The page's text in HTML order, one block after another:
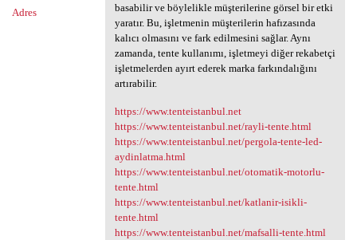
Adres
basabilir ve böylelikle müşterilerine görsel bir etki
yaratır. Bu, işletmenin müşterilerin hafızasında
kalıcı olmasını ve fark edilmesini sağlar. Aynı
zamanda, tente kullanımı, işletmeyi diğer rekabetçi
işletmelerden ayırt ederek marka farkındalığını
artırabilir.
https://www.tenteistanbul.net
https://www.tenteistanbul.net/rayli-tente.html
https://www.tenteistanbul.net/pergola-tente-led-
aydinlatma.html
https://www.tenteistanbul.net/otomatik-motorlu-
tente.html
https://www.tenteistanbul.net/katlanir-isikli-
tente.html
https://www.tenteistanbul.net/mafsalli-tente.html